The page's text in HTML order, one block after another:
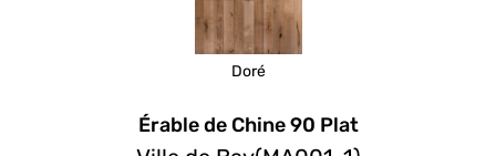
Doré
Érable de Chine 90 Plat